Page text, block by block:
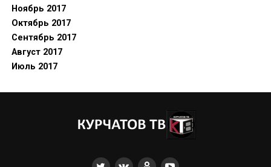
Ноябрь 2017
Октябрь 2017
Сентябрь 2017
Август 2017
Июль 2017